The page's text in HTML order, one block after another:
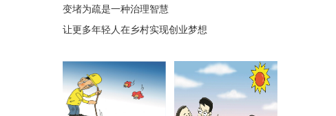
变堵为疏是一种治理智慧
让更多年轻人在乡村实现创业梦想